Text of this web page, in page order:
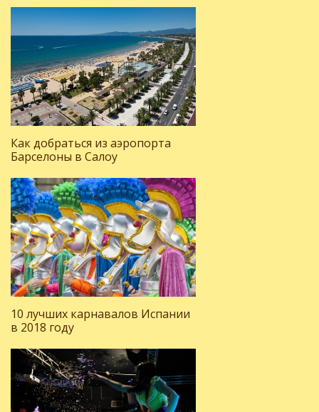
Как добраться из аэропорта
Барселоны в Салоу
10 лучших карнавалов Испании
в 2018 году